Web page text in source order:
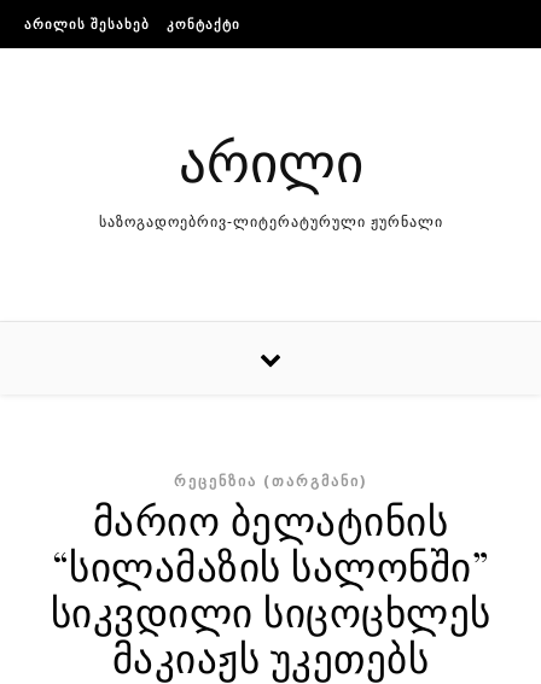
Skip to content
ᲐᲠᲘᲚᲘᲡ ᲨᲔᲡᲐᲮᲔᲑ ᲙᲝᲜᲢᲐᲥᲢᲘ
არილი
საზოგადოებრივ-ლიტერატურული ჟურნალი
ᲠᲔᲪᲔᲜᲖᲘᲐ (ᲗᲐᲠᲒᲛᲐᲜᲘ)
მარიო ბელატინის
“სილამაზის სალონში”
სიკვდილი სიცოცხლეს
მაკიაჟს უკეთებს